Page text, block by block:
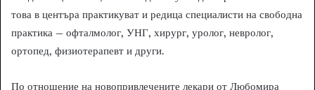
това в центъра практикуват и редица специалисти на свободна
практика – офталмолог, УНГ, хирург, уролог, невролог,
ортопед, физиотерапевт и други.
По отношение на новопривлечените лекари от Любомира